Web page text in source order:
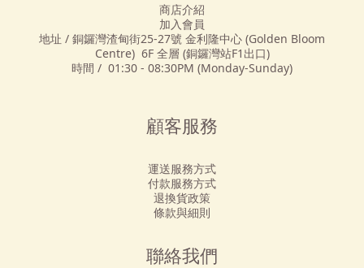
商店介紹
加入會員
地址 / 銅鑼灣渣甸街25-27號 金利隆中心 (Golden Bloom
Centre) 6F 全層 (銅鑼灣站F1出口)
時間 / 01:30 - 08:30PM (Monday-Sunday)
顧客服務
運送服務方式
付款服務方式
退換貨政策
條款與細則
聯絡我們